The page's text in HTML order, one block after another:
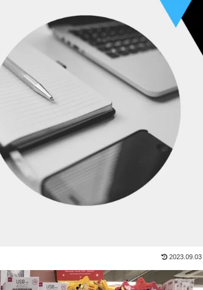
2023.09.03